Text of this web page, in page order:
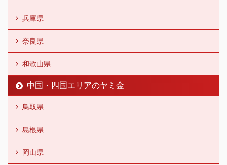
兵庫県
奈良県
和歌山県
中国・四国エリアのヤミ金
鳥取県
島根県
岡山県